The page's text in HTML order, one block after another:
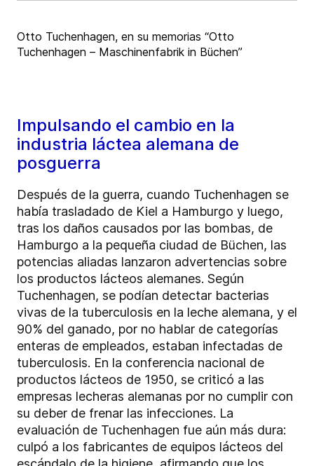
Otto Tuchenhagen, en su memorias “Otto
Tuchenhagen – Maschinenfabrik in Büchen”
Impulsando el cambio en la
industria láctea alemana de
posguerra
Después de la guerra, cuando Tuchenhagen se
había trasladado de Kiel a Hamburgo y luego,
tras los daños causados por las bombas, de
Hamburgo a la pequeña ciudad de Büchen, las
potencias aliadas lanzaron advertencias sobre
los productos lácteos alemanes. Según
Tuchenhagen, se podían detectar bacterias
vivas de la tuberculosis en la leche alemana, y el
90% del ganado, por no hablar de categorías
enteras de empleados, estaban infectadas de
tuberculosis. En la conferencia nacional de
productos lácteos de 1950, se criticó a las
empresas lecheras alemanas por no cumplir con
su deber de frenar las infecciones. La
evaluación de Tuchenhagen fue aún más dura:
culpó a los fabricantes de equipos lácteos del